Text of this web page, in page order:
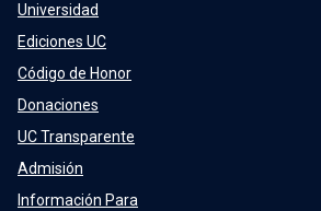
Universidad
Ediciones UC
Código de Honor
Donaciones
UC Transparente
Admisión
Información Para